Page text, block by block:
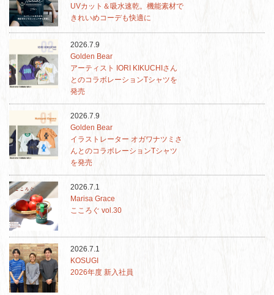
UVカット＆吸水速乾。機能素材で
きれいめコーデも快適に
2026.7.9
Golden Bear
アーティスト IORI KIKUCHIさん
とのコラボレーションTシャツを
発売
2026.7.9
Golden Bear
イラストレーター オガワナツミさ
んとのコラボレーションTシャツ
を発売
2026.7.1
Marisa Grace
こころぐ vol.30
2026.7.1
KOSUGI
2026年度 新入社員